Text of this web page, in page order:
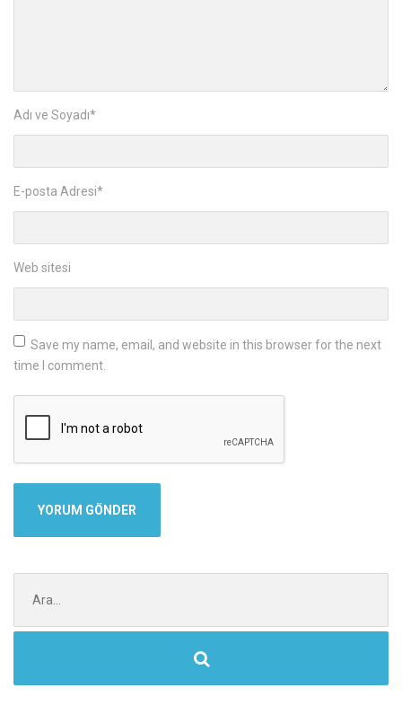
Adı ve Soyadı*
E-posta Adresi*
Web sitesi
Save my name, email, and website in this browser for the next
time I comment.
ara: